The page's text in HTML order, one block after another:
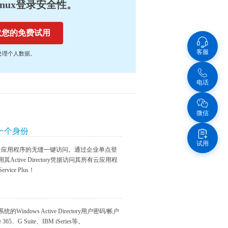
登录安全性。
理个人数据。
个身份
用程序的无缝一键访问。通过企业单点登
其Active Directory凭据访问其所有云应用程
Plus！
统的Windows Active Directory用户密码/帐户
、G Suite、IBM iSeries等。
客服
电话
微信
试用